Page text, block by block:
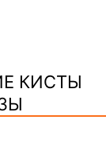
КИСТЫ